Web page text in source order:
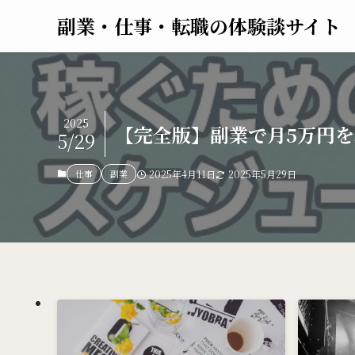
副業・仕事・転職の体験談サイト
【完全版】副業で月5万円
2025
5/29
仕事 副業 2025年4月11日 2025年5月29日